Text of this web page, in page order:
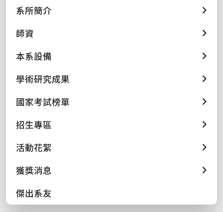
系所簡介
師資
本系設備
學術研究成果
國家考試榜單
招生專區
活動花絮
獲獎消息
傑出系友